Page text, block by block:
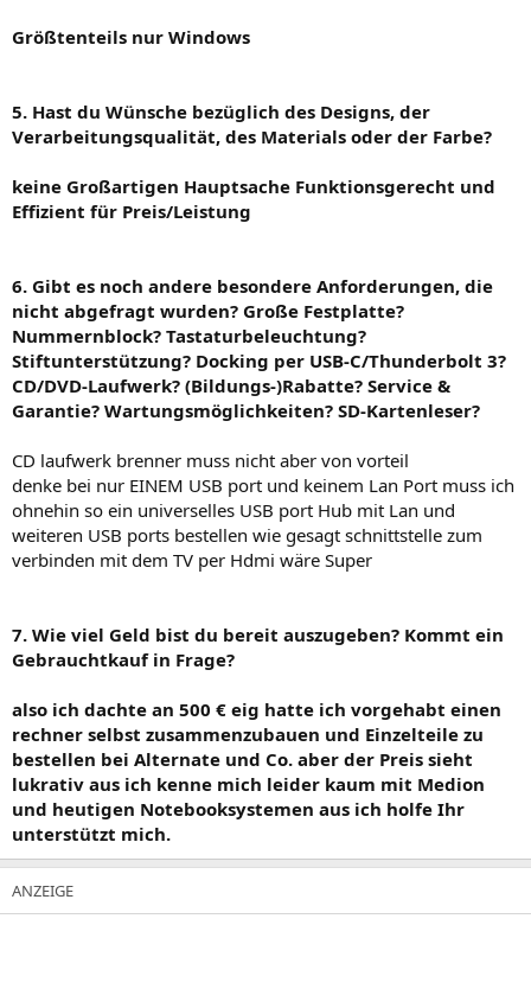
Größtenteils nur Windows
5. Hast du Wünsche bezüglich des Designs, der
Verarbeitungsqualität, des Materials oder der Farbe?
keine Großartigen Hauptsache Funktionsgerecht und
Effizient für Preis/Leistung
6. Gibt es noch andere besondere Anforderungen, die
nicht abgefragt wurden? Große Festplatte?
Nummernblock? Tastaturbeleuchtung?
Stiftunterstützung? Docking per USB-C/Thunderbolt 3?
CD/DVD-Laufwerk? (Bildungs-)Rabatte? Service &
Garantie? Wartungsmöglichkeiten? SD-Kartenleser?
CD laufwerk brenner muss nicht aber von vorteil
denke bei nur EINEM USB port und keinem Lan Port muss ich
ohnehin so ein universelles USB port Hub mit Lan und
weiteren USB ports bestellen wie gesagt schnittstelle zum
verbinden mit dem TV per Hdmi wäre Super
7. Wie viel Geld bist du bereit auszugeben? Kommt ein
Gebrauchtkauf in Frage?
also ich dachte an 500 € eig hatte ich vorgehabt einen
rechner selbst zusammenzubauen und Einzelteile zu
bestellen bei Alternate und Co. aber der Preis sieht
lukrativ aus ich kenne mich leider kaum mit Medion
und heutigen Notebooksystemen aus ich holfe Ihr
unterstützt mich.